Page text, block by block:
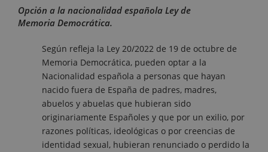
Opción a la nacionalidad española Ley de
Memoria Democrática.
Según refleja la Ley 20/2022 de 19 de octubre de
Memoria Democrática, pueden optar a la
Nacionalidad española a personas que hayan
nacido fuera de España de padres, madres,
abuelos y abuelas que hubieran sido
originariamente Españoles y que por un exilio, por
razones políticas, ideológicas o por creencias de
identidad sexual, hubieran renunciado o perdido la